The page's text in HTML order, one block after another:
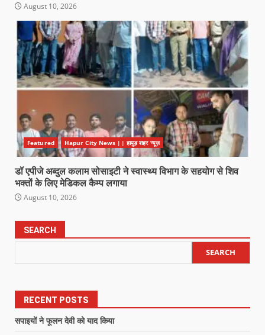
August 10, 2026
Featured Hapur City News || हापुड़ शहर न्यूज़
डॉ एपीजे अब्दुल कलाम सोसाइटी ने स्वास्थ्य विभाग के सहयोग से शिव
भक्तों के लिए मेडिकल कैम्प लगाया
August 10, 2026
SEARCH
SEARCH
RECENT POSTS
सपाइयों ने फूलन देवी को याद किया